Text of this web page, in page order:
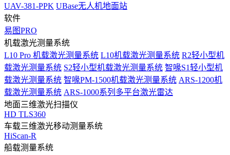
UAV-381-PPK UBase无人机地面站
软件
易图PRO
机载激光测量系统
L10 Pro 机载激光测量系统 L10机载激光测量系统 R2轻小型机
载激光测量系统 S2轻小型机载激光测量系统 智喙S1轻小型机
载激光测量系统 智喙PM-1500机载激光测量系统 ARS-1200机
载激光测量系统 ARS-1000系列多平台激光雷达
地面三维激光扫描仪
HD TLS360
车载三维激光移动测量系统
HiScan-R
船载测量系统